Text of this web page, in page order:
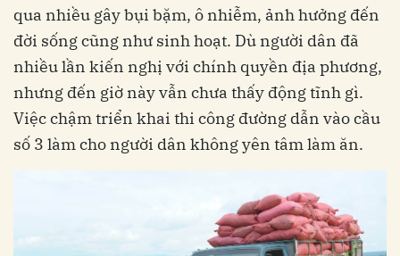
qua nhiều gây bụi bặm, ô nhiễm, ảnh hưởng đến
đời sống cũng như sinh hoạt. Dù người dân đã
nhiều lần kiến nghị với chính quyền địa phương,
nhưng đến giờ này vẫn chưa thấy động tĩnh gì.
Việc chậm triển khai thi công đường dẫn vào cầu
số 3 làm cho người dân không yên tâm làm ăn.